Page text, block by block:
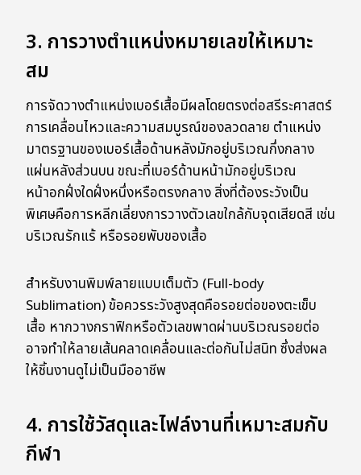
3. การวางตำแหน่งหมายเลขให้เหมาะ
สม
การจัดวางตำแหน่งเบอร์เสื้อมีผลโดยตรงต่อสรีระศาสตร์
การเคลื่อนไหวและความสมบูรณ์ของลวดลาย ตำแหน่ง
มาตรฐานของเบอร์เสื้อด้านหลังมักอยู่บริเวณกึ่งกลาง
แผ่นหลังส่วนบน ขณะที่เบอร์ด้านหน้ามักอยู่บริเวณ
หน้าอกฝั่งใดฝั่งหนึ่งหรือตรงกลาง สิ่งที่ต้องระวังเป็น
พิเศษคือการหลีกเลี่ยงการวางตัวเลขใกล้กับจุดเสียดสี เช่น
บริเวณรักแร้ หรือรอยพับของเสื้อ
สำหรับงานพิมพ์ลายแบบเต็มตัว (Full-body
Sublimation) ข้อควรระวังสูงสุดคือรอยต่อของตะเข็บ
เสื้อ หากวางกราฟิกหรือตัวเลขพาดผ่านบริเวณรอยต่อ
อาจทำให้ลายเส้นคลาดเคลื่อนและต่อกันไม่สนิท ซึ่งส่งผล
ให้ชิ้นงานดูไม่เป็นมืออาชีพ
4. การใช้วัสดุและไฟล์งานที่เหมาะสมกับ
กีฬา